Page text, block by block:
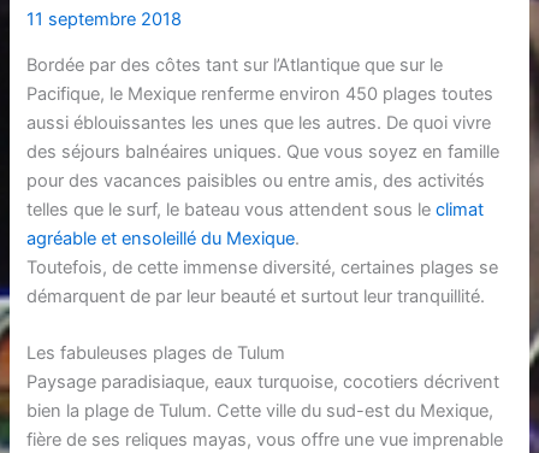
11 septembre 2018
Bordée par des côtes tant sur l’Atlantique que sur le
Pacifique, le Mexique renferme environ 450 plages toutes
aussi éblouissantes les unes que les autres. De quoi vivre
des séjours balnéaires uniques. Que vous soyez en famille
pour des vacances paisibles ou entre amis, des activités
telles que le surf, le bateau vous attendent sous leclimat
agréable et ensoleillé du Mexique.
Toutefois, de cette immense diversité, certaines plages se
démarquent de par leur beauté et surtout leur tranquillité.
Les fabuleuses plages de Tulum
Paysage paradisiaque, eaux turquoise, cocotiers décrivent
bien la plage de Tulum. Cette ville du sud-est du Mexique,
fière de ses reliques mayas, vous offre une vue imprenable